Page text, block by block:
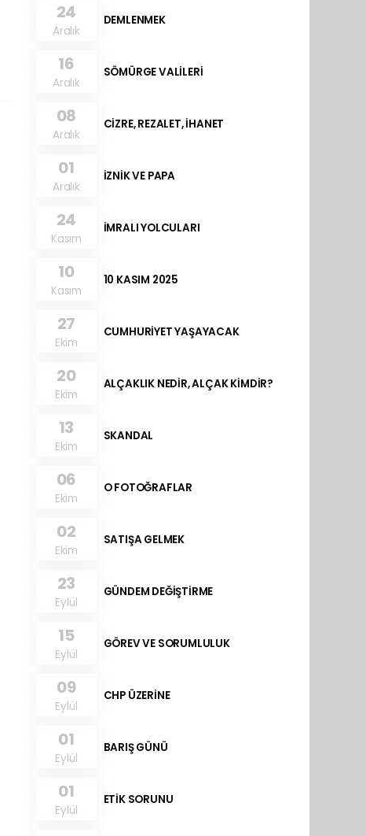
24
Aralık
DEMLENMEK
16
Aralık
SÖMÜRGE VALİLERİ
08
Aralık
CİZRE, REZALET, İHANET
01
Aralık
İZNİK VE PAPA
24
Kasım
İMRALI YOLCULARI
10
Kasım
10 KASIM 2025
27
Ekim
CUMHURİYET YAŞAYACAK
20
Ekim
ALÇAKLIK NEDİR, ALÇAK KİMDİR?
13
Ekim
SKANDAL
06
Ekim
O FOTOĞRAFLAR
02
Ekim
SATIŞA GELMEK
23
Eylül
GÜNDEM DEĞİŞTİRME
15
Eylül
GÖREV VE SORUMLULUK
09
Eylül
CHP ÜZERİNE
01
Eylül
BARIŞ GÜNÜ
01
Eylül
ETİK SORUNU